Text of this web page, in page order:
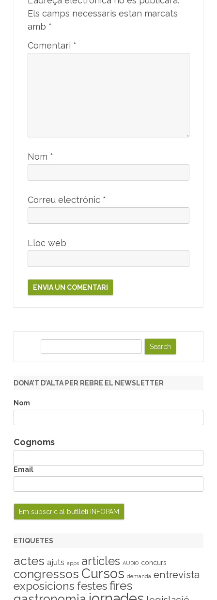
Els camps necessaris estan marcats
amb *
Comentari *
Nom *
Correu electrònic *
Lloc web
r
h
DONA’T D’ALTA PER REBRE EL NEWSLETTER
Nom
Cognoms
Email
ETIQUETES
actes ajuts apps articles AUDIO concurs
congressos Cursos demanda entrevista
exposicions festesfires